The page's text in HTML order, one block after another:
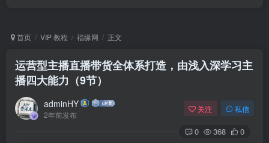
首页 VIP 教程 福缘网 正文
运营型主播直播带货全体系打造，由浅入深学习主
播四大能力（9节）
adminHY
2年前发布
关注 私信
0 368 0